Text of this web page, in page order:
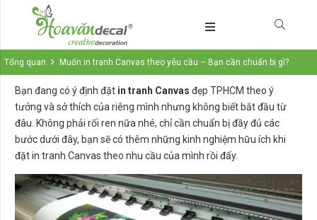
Tổng quan Muốn in tranh Canvas theo yêu cầu – Bạn cần chuẩn bị gì?
Bạn đang có ý định đặt in tranh Canvas đẹp TPHCM theo ý
tưởng và sở thích của riêng mình nhưng không biết bắt đầu từ
đâu. Không phải rối ren nữa nhé, chỉ cần chuẩn bị đầy đủ các
bước dưới đây, bạn sẽ có thêm những kinh nghiệm hữu ích khi
đặt in tranh Canvas theo nhu cầu của mình rồi đấy.